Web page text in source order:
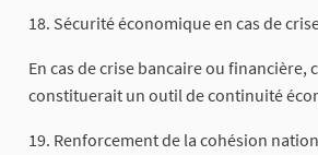
18. Sécurité économique en cas de
En cas de crise bancaire ou financière,
constituerait un outil de continuité
19. Renforcement de la cohésion